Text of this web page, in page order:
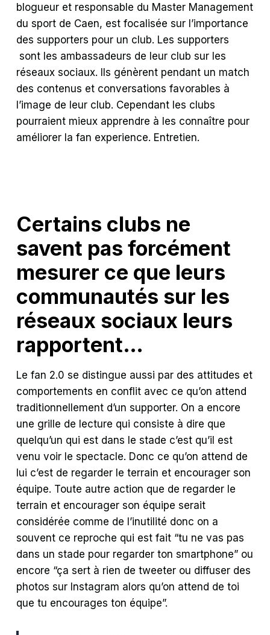
blogueur et responsable du Master Management
du sport de Caen, est focalisée sur l’importance
des supporters pour un club. Les supporters
sont les ambassadeurs de leur club sur les
réseaux sociaux. Ils génèrent pendant un match
des contenus et conversations favorables à
l’image de leur club. Cependant les clubs
pourraient mieux apprendre à les connaître pour
améliorer la fan experience. Entretien.
Certains clubs ne
savent pas forcément
mesurer ce que leurs
communautés sur les
réseaux sociaux leurs
rapportent…
Le fan 2.0 se distingue aussi par des attitudes et
comportements en conflit avec ce qu’on attend
traditionnellement d’un supporter. On a encore
une grille de lecture qui consiste à dire que
quelqu’un qui est dans le stade c’est qu’il est
venu voir le spectacle. Donc ce qu’on attend de
lui c’est de regarder le terrain et encourager son
équipe. Toute autre action que de regarder le
terrain et encourager son équipe serait
considérée comme de l’inutilité donc on a
souvent ce reproche qui est fait “tu ne vas pas
dans un stade pour regarder ton smartphone” ou
encore “ça sert à rien de tweeter ou diffuser des
photos sur Instagram alors qu’on attend de toi
que tu encourages ton équipe”.